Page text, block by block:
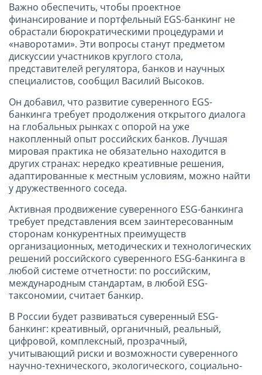
Важно обеспечить, чтобы проектное
финансирование и портфельный EGS-банкинг не
обрастали бюрократическими процедурами и
«наворотами». Эти вопросы станут предметом
дискуссии участников круглого стола,
представителей регулятора, банков и научных
специалистов, сообщил Василий Высоков.
Он добавил, что развитие суверенного EGS-
банкинга требует продолжения открытого диалога
на глобальных рынках с опорой на уже
накопленный опыт российских банков. Лучшая
мировая практика не обязательно находится в
других странах: нередко креативные решения,
адаптированные к местным условиям, можно найти
у дружественного соседа.
Активная продвижение суверенного ESG-банкинга
требует представления всем заинтересованным
сторонам конкурентных преимуществ
организационных, методических и технологических
решений российского суверенного ESG-банкинга в
любой системе отчетности: по российским,
международным стандартам, в любой ESG-
таксономии, считает банкир.
В России будет развиваться суверенный ESG-
банкинг: креативный, органичный, реальный,
цифровой, комплексный, прозрачный,
учитывающий риски и возможности суверенного
научно-технического, экологического, социально-